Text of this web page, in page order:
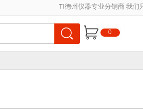
TI德州仪器专业分销商 我们
0